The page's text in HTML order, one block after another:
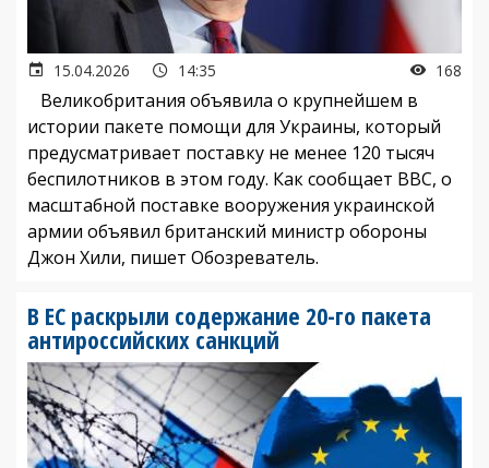
15.04.2026 14:35 168
Великобритания объявила о крупнейшем в
истории пакете помощи для Украины, который
предусматривает поставку не менее 120 тысяч
беспилотников в этом году. Как сообщает BBC, о
масштабной поставке вооружения украинской
армии объявил британский министр обороны
Джон Хили, пишет Обозреватель.
В ЕС раскрыли содержание 20-го пакета
антироссийских санкций